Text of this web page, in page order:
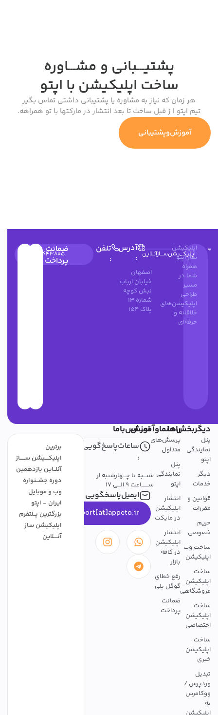
پشتیـــبانی و مشـــاوره
ساخت اپلیکیشن با اپتو
هر زمان که نیاز به مشاوره یا پشتیبانی داشتی تماس بگیر
تیم اپتو ا ز قبل ساخت تا بعد انتشار در مارکتها با تو همراهه.
آموزش‌وپشتیبانی
اپـلیکـــیشن‌ســـازآنـلاین
اپلیکیشن
ساز اپتو
همراه
شما در
مسیر
طراحی
اپلیکیشن‌های
خلاقانه و
حرفه‌ای
آدرس
:
اصفهان
خیابان ارباب
نبش کوچه
شماره 13
پلاک 154
تلفن
:
۰۳۱۳۶۶۲۶۰۴۹
۰۲۱۹۱۰۳۵۹۷۴
09900643805
ضمانت
پرداخت
دیگربخش‌ها
پنل
نمایندگی
اپتو
دیگر
خدمات
قوانین و
مقررات
حریم
خصوصی
ساخت وب
اپلیکیشن
ساخت
اپلیکیشن
فروشگاهی
ساخت
اپلیکیشن
اختصاصی
ساخت
اپلیکیشن
خبری
تبدیل
وردپرس /
ووکامرس
به
راهنماوآموزش
پرسش‌های
متداول
پنل
نمایندگی
اپتو
انتشار
اپلیکیشن
در مایکت
انتشار
اپلیکیشن
در کافه
بازار
رفع خطای
گوگل پلی
ضمانت
پرداخت
تمــــاس‌باما
ساعات‌پاسخ‌گویی
:
شنـــبه تا چـــهارشنبه از
ســـــــاعت 9 الـــی 17
ایمیل‌پاسخگویی
support[at]appeto.ir
برترین
اپلیکــــیشن ســـــاز
آنلــاین یازدهمین
دوره جشــنواره
وب و موبایل
ایران - اپتو
بزرگترین پــلتفرم
اپلیکیشن ساز
آنــــلاین